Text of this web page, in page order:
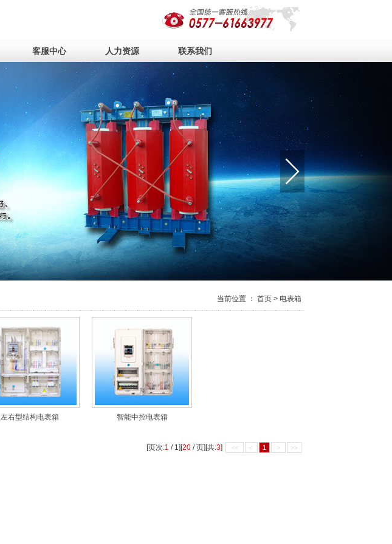
客服中心 人力资源 联系我们
当前位置 ： 首页 > 电表箱
左右型结构电表箱 智能中控电表箱
[页次:1 / 1][20 / 页][共:3] << < 1 > >>